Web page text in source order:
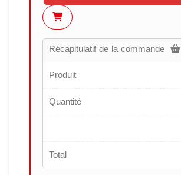
Récapitulatif de la commande
Produit
Quantité
Total